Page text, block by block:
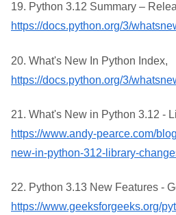
19. Python 3.12 Summary –
https://docs.python.org/3/
20. What's New In Python Index,
https://docs.python.org/3/
21. What's New in Python 3.12 -
https://www.andy-pearce.com/
new-in-python-312-library-
22. Python 3.13 New Features -
https://www.geeksforgeeks.org/